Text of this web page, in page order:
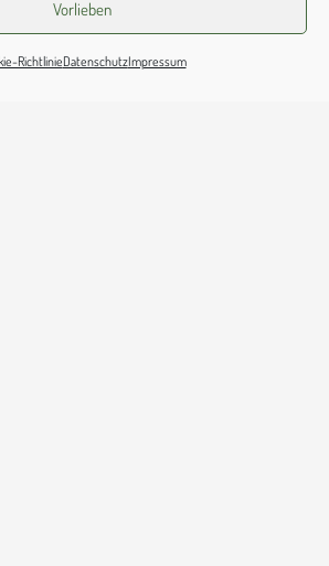
Vorlieben
RichtlinieDatenschutzImpressum
Tel.: 05424 3252